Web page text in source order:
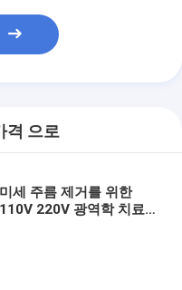
격 으로
미세 주름 제거를 위한
110V 220V 광역학 치료